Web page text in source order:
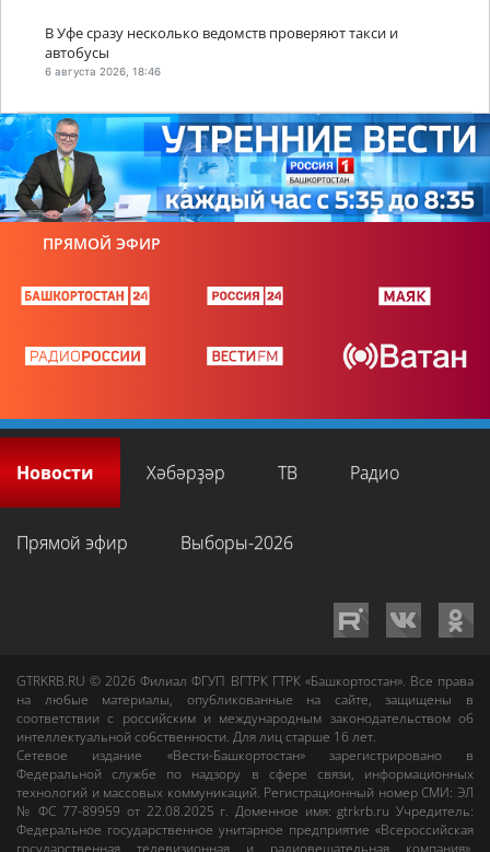
В Уфе сразу несколько ведомств проверяют такси и
автобусы
6 августа 2026, 18:46
ПРЯМОЙ ЭФИР
Новости Хәбәрҙәр ТВ Радио
Прямой эфир Выборы-2026
GTRKRB.RU © 2026Филиал ФГУП ВГТРК ГТРК «Башкортостан». Все права
на любые материалы, опубликованные на сайте, защищены в
соответствии с российским и международным законодательством об
интеллектуальной собственности. Для лиц старше 16 лет.
Сетевое издание «Вести-Башкортостан»зарегистрировано в
Федеральной службе по надзору в сфере связи, информационных
технологий и массовых коммуникаций. Регистрационный номер СМИ: ЭЛ
№ ФС 77-89959 от 22.08.2025 г. Доменное имя:gtrkrb.ru Учредитель:
Федеральное государственное унитарное предприятие «Всероссийская
государственная телевизионная и радиовещательная компания».